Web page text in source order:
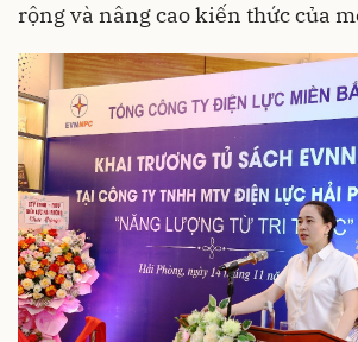
rộng và nâng cao kiến thức của